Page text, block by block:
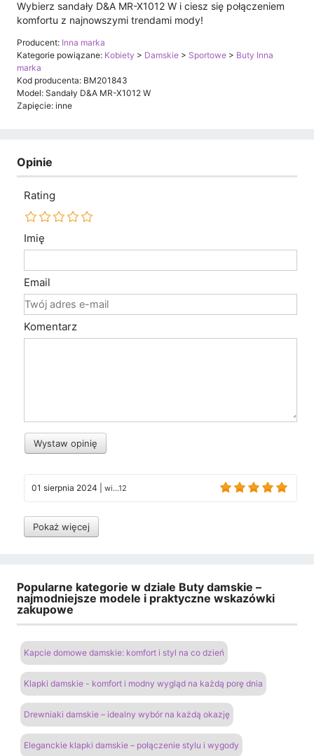
Wybierz sandały D&A MR-X1012 W i ciesz się połączeniem
komfortu z najnowszymi trendami mody!
Producent: Inna marka
Kategorie powiązane: Kobiety > Damskie > Sportowe > Buty Inna
marka
Kod producenta: BM201843
Model: Sandały D&A MR-X1012 W
Zapięcie: inne
Opinie
Rating
Imię
Email
Komentarz
Wystaw opinię
01 sierpnia 2024 wi...12
Pokaż więcej
Popularne kategorie w dziale Buty damskie –
najmodniejsze modele i praktyczne wskazówki
zakupowe
Kapcie domowe damskie: komfort i styl na co dzień
Klapki damskie - komfort i modny wygląd na każdą porę dnia
Drewniaki damskie – idealny wybór na każdą okazję
Eleganckie klapki damskie – połączenie stylu i wygody